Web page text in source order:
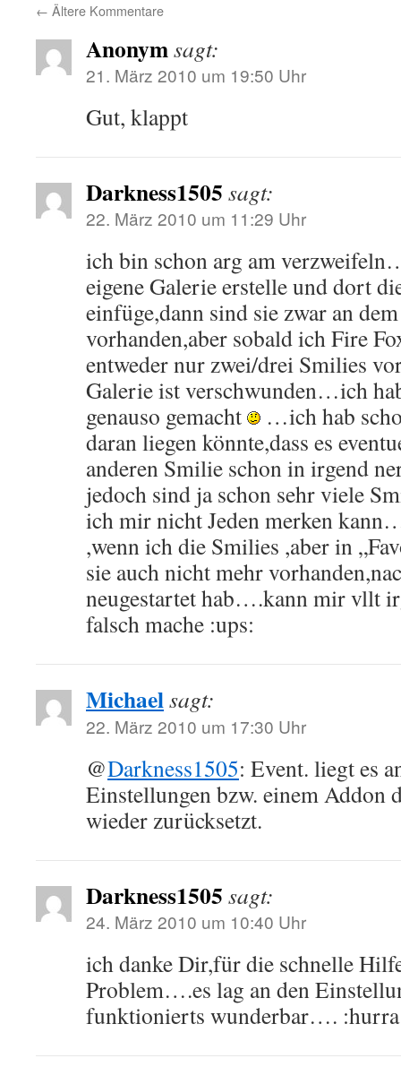
← Ältere Kommentare
Anonymsagt:
21. März 2010 um 19:50 Uhr
Gut, klappt
Darkness1505 sagt:
22. März 2010 um 11:29 Uhr
ich bin schon arg am
eigene Galerie erstelle und dort
einfüge,dann sind sie zwar an
vorhanden,aber sobald ich Fire
entweder nur zwei/drei Smilies
Galerie ist verschwunden…ich
genauso gemacht
…ich hab
daran liegen könnte,dass es
anderen Smilie schon in irgend
jedoch sind ja schon sehr viele
ich mir nicht Jeden merken
,wenn ich die Smilies ,aber in
sie auch nicht mehr
neugestartet hab….kann mir vllt
falsch mache :ups:
Michaelsagt:
22. März 2010 um 17:30 Uhr
@Darkness1505: Event. liegt es
Einstellungen bzw. einem Addon
wieder zurücksetzt.
Darkness1505 sagt:
24. März 2010 um 10:40 Uhr
ich danke Dir,für die schnelle
Problem….es lag an den
funktionierts wunderbar….